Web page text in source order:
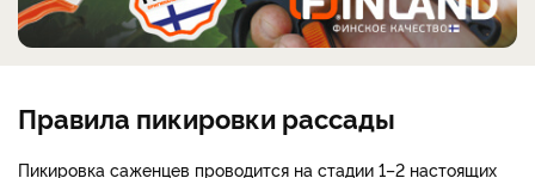
Правила пикировки рассады
Пикировка саженцев проводится на стадии 1–2 настоящих